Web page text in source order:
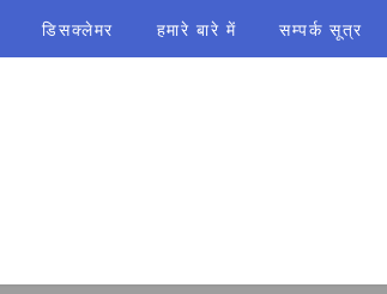
डिसक्लेमर हमारे बारे में सम्पर्क सूत्र